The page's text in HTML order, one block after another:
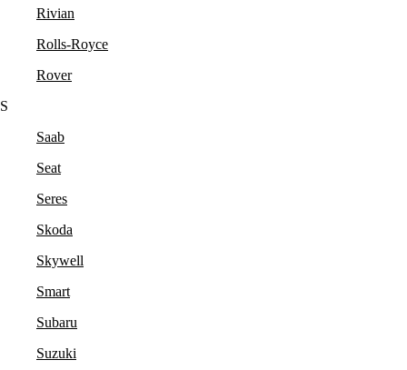
Rivian
Rolls-Royce
Rover
S
Saab
Seat
Seres
Skoda
Skywell
Smart
Subaru
Suzuki